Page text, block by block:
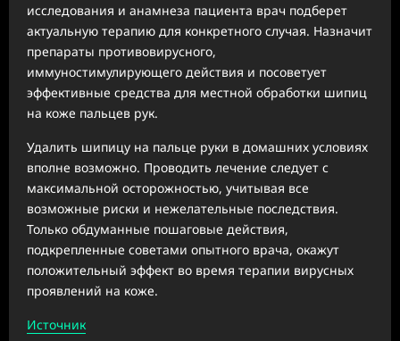
исследования и анамнеза пациента врач подберет
актуальную терапию для конкретного случая. Назначит
препараты противовирусного,
иммуностимулирующего действия и посоветует
эффективные средства для местной обработки шипиц
на коже пальцев рук.
Удалить шипицу на пальце руки в домашних условиях
вполне возможно. Проводить лечение следует с
максимальной осторожностью, учитывая все
возможные риски и нежелательные последствия.
Только обдуманные пошаговые действия,
подкрепленные советами опытного врача, окажут
положительный эффект во время терапии вирусных
проявлений на коже.
Источник